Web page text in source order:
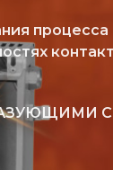
процесса